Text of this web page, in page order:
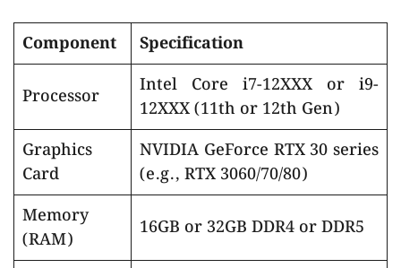
Component Specification
Processor
Intel Core i7-12XXX or i9-
12XXX (11th or 12th Gen)
Graphics
Card
NVIDIA GeForce RTX 30 series
(e.g., RTX 3060/70/80)
Memory
(RAM)
16GB or 32GB DDR4 or DDR5